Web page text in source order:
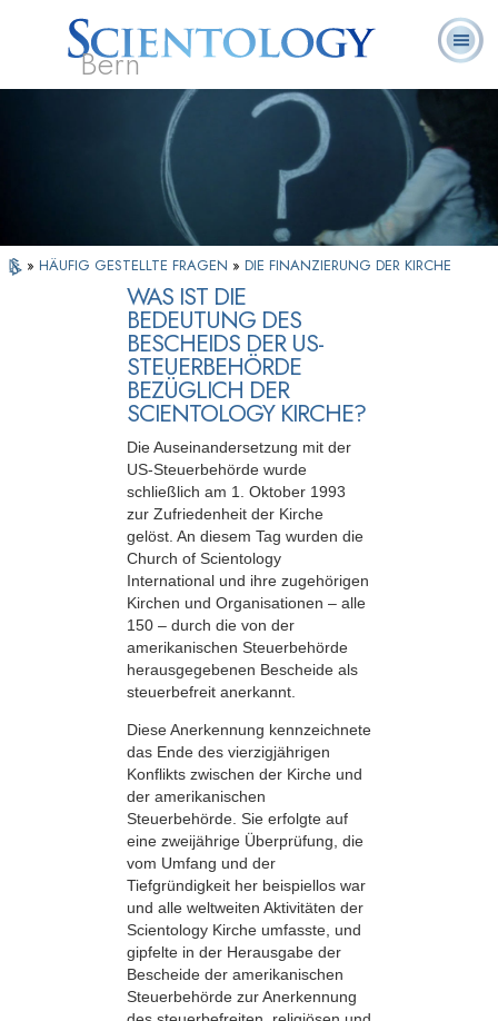
Bern
Scientology?
Ehrenamtliche
Geistliche
Häufig gestellte
Fragen
» HÄUFIG GESTELLTE FRAGEN » DIE FINANZIERUNG DER KIRCHE
WAS IST DIE
BEDEUTUNG DES
BESCHEIDS DER US-
STEUERBEHÖRDE
BEZÜGLICH DER
SCIENTOLOGY KIRCHE?
Die Auseinandersetzung mit der
US-Steuerbehörde wurde
schließlich am 1. Oktober 1993
zur Zufriedenheit der Kirche
gelöst. An diesem Tag wurden die
Church of Scientology
International und ihre zugehörigen
Kirchen und Organisationen – alle
150 – durch die von der
amerikanischen Steuerbehörde
herausgegebenen Bescheide als
steuerbefreit anerkannt.
Diese Anerkennung kennzeichnete
das Ende des vierzigjährigen
Konflikts zwischen der Kirche und
der amerikanischen
Steuerbehörde. Sie erfolgte auf
eine zweijährige Überprüfung, die
vom Umfang und der
Tiefgründigkeit her beispiellos war
und alle weltweiten Aktivitäten der
Scientology Kirche umfasste, und
gipfelte in der Herausgabe der
Bescheide der amerikanischen
Steuerbehörde zur Anerkennung